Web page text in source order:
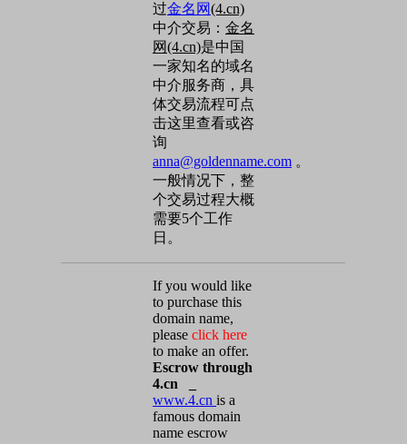
过金名网(4.cn)
中介交易： 金名
网(4.cn)是中国
一家知名的域名
中介服务商，具
体交易流程可点
击这里查看或咨
询
anna@goldenname.com 。
一般情况下，整
个交易过程大概
需要5个工作
日。
If you would like
to purchase this
domain name,
please click here
to make an offer.
Escrow through
4.cn _
www.4.cn is a
famous domain
name escrow